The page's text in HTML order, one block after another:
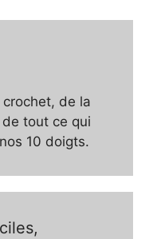
de la
tout ce qui
10 doigts.